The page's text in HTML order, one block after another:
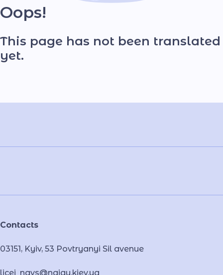
Oops!
This page has not been translated
yet.
Contacts
03151, Kyiv, 53 Povtryanyi Sil avenue
licei_navs@naiau.kiev.ua